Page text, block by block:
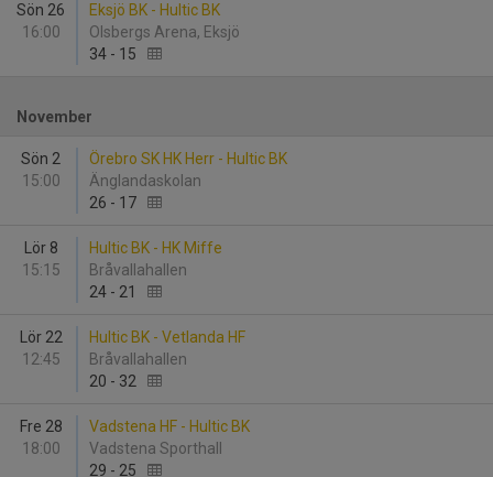
Sön 26
16:00
Eksjö BK - Hultic BK
Olsbergs Arena, Eksjö
34 - 15
November
Sön 2
15:00
Örebro SK HK Herr - Hultic BK
Änglandaskolan
26 - 17
Lör 8
15:15
Hultic BK - HK Miffe
Bråvallahallen
24 - 21
Lör 22
12:45
Hultic BK - Vetlanda HF
Bråvallahallen
20 - 32
Fre 28
18:00
Vadstena HF - Hultic BK
Vadstena Sporthall
29 - 25